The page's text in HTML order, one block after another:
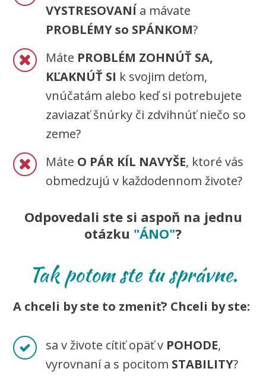
VYSTRESOVANÍ a mávate
PROBLÉMY so SPÁNKOM?
Máte PROBLÉM ZOHNÚŤ SA,
KĽAKNÚŤ SI k svojim deťom,
vnúčatám alebo keď si potrebujete
zaviazať šnúrky či zdvihnúť niečo so
zeme?
Máte O PÁR KÍL NAVYŠE, ktoré vás
obmedzujú v každodennom živote?
Odpovedali ste si aspoň na jednu
otázku "ÁNO"?
Tak potom ste tu správne.
A chceli by ste to zmeniť? Chceli by ste:
sa v živote cítiť opäť v POHODE,
vyrovnaní a s pocitom STABILITY?